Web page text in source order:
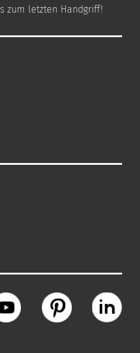
zum letzten Handgriff!